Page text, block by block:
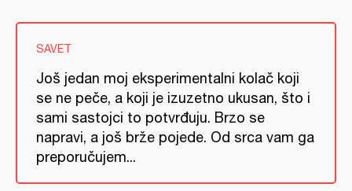
SAVET
Još jedan moj eksperimentalni kolač koji
se ne peče, a koji je izuzetno ukusan, što i
sami sastojci to potvrđuju. Brzo se
napravi, a još brže pojede. Od srca vam ga
preporučujem...